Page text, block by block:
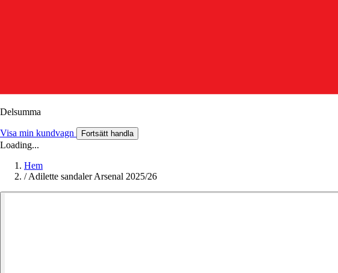
Delsumma
Visa min kundvagn Fortsätt handla
Loading...
Hem
/ Adilette sandaler Arsenal 2025/26